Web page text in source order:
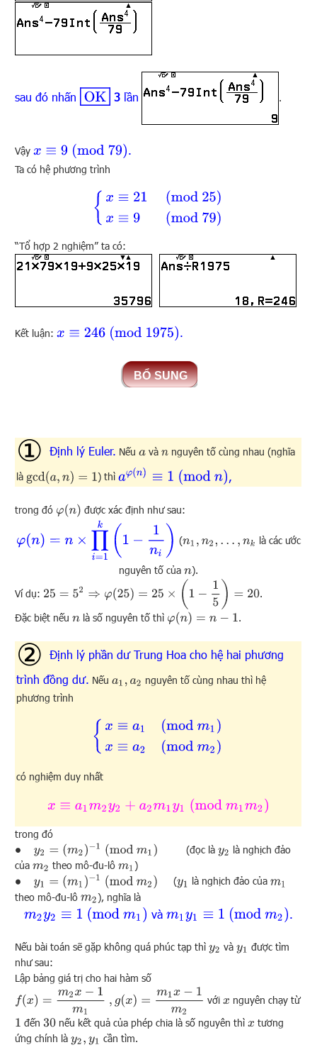
sau đó nhấn OK 3lần .
Vậyx≡9 (mod 79) .
Ta có hệ phương trình
{x ≡21 mod 25)x≡9 (mod
“Tổ hợp 2 nghiệm” ta có:
Kết luận:x≡246 (mod 1975 ) .
Định lý Euler. Nếuavà n nguyên tố cùng nhau (nghĩa
là gcd(a,n)=1 ) thìaφ(n) ≡1 (mod n)
trong đó φ(n) được xác định như sau:
(1 1n
(n1 n2,… ,nk là các ước
nguyên tố củan).
Ví dụ:
⇒φ 25 ×
.
Đặc biệt nếunlà số nguyên tố thì φ(n)= n− 1 .
Định lý phần dư Trung Hoa cho hệ hai phương
trình đồng dư. Nếua1 ,a2
nguyên tố cùng nhau thì hệ
phương trình
{x ≡a1( mod m1)x≡a 2(mod
có nghiệm duy nhất
x≡ a1m2y 2+ a2m1y1 ( mod m1 m2)
trong đó
∙y =(m 2)−1 (mod m1) (đọc là y2 là nghịch đảo
củam2 theo mô-đu-lô m1 )
∙y =(m 1)−1 (mod m2) (y1 là nghịch đảo của m1
theo mô-đu-lôm2 ), nghĩa là
m2y2≡ 1 ( mod m1) và m1y1≡ 1 ( mod m2)
Nếu bài toán sẽ gặp không quá phúc tạp thìy2 và y1 được tìm
như sau:
Lập bảng giá trị cho hai hàm số
(x = −1m1 ,g x 1 − 2
với x nguyên chạy từ
1 đến30nếu kết quả của phép chia là số nguyên thì x tương
ứng chính lày2,y1 cần tìm.